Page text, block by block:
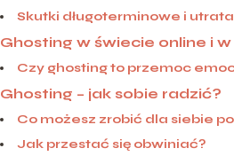
Skutki długoterminowe i
Ghosting w świecie online i
Czy ghosting to przemoc
Ghosting – jak sobie radzić?
Co możesz zrobić dla siebie
Jak przestać się obwiniać?